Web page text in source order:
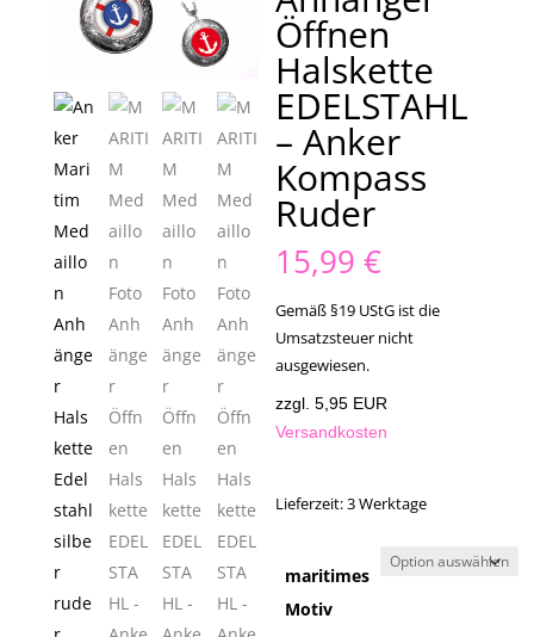
Öffnen
Halskette
EDELSTAHL
– Anker
Kompass
Ruder
15,99€
Gemäß §19 UStG ist die
Umsatzsteuer nicht
ausgewiesen.
zzgl. 5,95 EUR
Versandkosten
Lieferzeit:3 Werktage
maritimes
Motiv